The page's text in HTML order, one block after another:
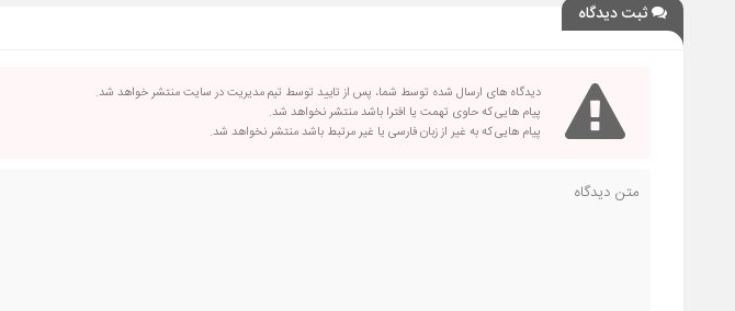
ثبت دیدگاه
دیدگاه های ارسال شده توسط شما، پس از تایید توسط تیم مدیریت در سایت منتشر خواهد شد.
پیام هایی که حاوی تهمت یا افترا باشد منتشر نخواهد شد.
پیام هایی که به غیر از زبان فارسی یا غیر مرتبط باشد منتشر نخواهد شد.